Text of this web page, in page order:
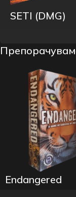
SETI (DMG)
Endangered